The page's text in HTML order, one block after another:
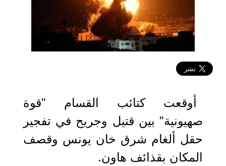
أوقعت كتائب القسام "قوة
صهيونية" بين قتيل وجريح في تفجير
حقل ألغام شرق خان يونس وقصف
المكان بقذائف هاون.